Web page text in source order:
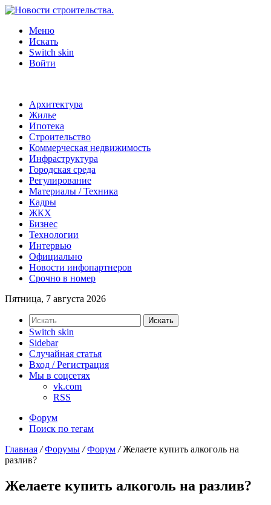
Меню
Искать
Switch skin
Войти
Архитектура
Жилье
Ипотека
Строительство
Коммерческая недвижимость
Инфраструктура
Городская среда
Регулирование
Материалы / Техника
Кадры
ЖКХ
Бизнес
Технологии
Интервью
Официально
Новости инфопартнеров
Срочно в номер
Пятница, 7 августа 2026
Искать
Switch skin
Sidebar
Случайная статья
Вход / Регистрация
Мы в соцсетях
vk.com
RSS
Форум
Поиск по тегам
Главная / Форумы / Форум / Желаете купить алкоголь на
разлив?
Желаете купить алкоголь на разлив?